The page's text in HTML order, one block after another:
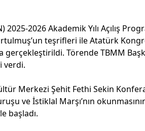
2025-2026 Akademik Yılı Açılış
teşrifleri ile Atatürk
gerçekleştirildi. Törende TBMM
verdi.
Merkezi Şehit Fethi Sekin
ve İstiklal Marşı’nın
başladı.